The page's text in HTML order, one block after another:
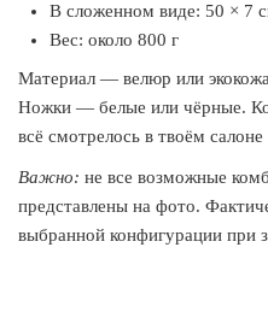
В сложенном виде: 50 × 7
Вес: около 800 г
Материал — велюр или
Ножки — белые или чёрные.
всё смотрелось в твоём
Важно: не все возможные
представлены на фото.
выбранной конфигурации при